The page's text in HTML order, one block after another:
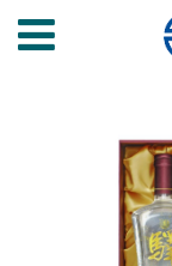
臺